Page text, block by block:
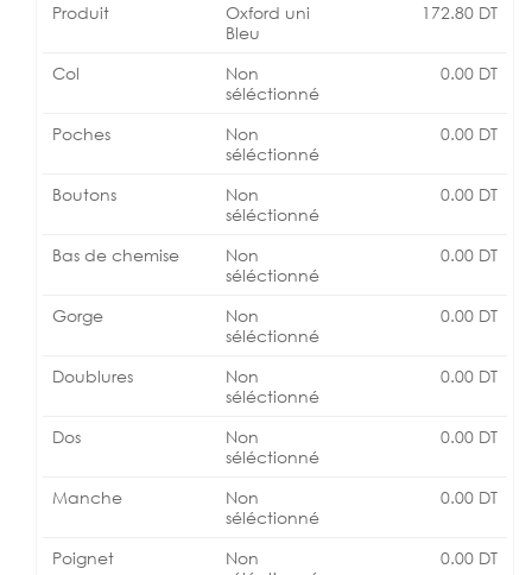
Produit
Oxford uni
Bleu
172.80 DT
Col
Non
séléctionné
0.00 DT
Poches
Non
séléctionné
0.00 DT
Boutons
Non
séléctionné
0.00 DT
Bas de chemise
Non
séléctionné
0.00 DT
Gorge
Non
séléctionné
0.00 DT
Doublures
Non
séléctionné
0.00 DT
Dos
Non
séléctionné
0.00 DT
Manche
Non
séléctionné
0.00 DT
Poignet
Non
0.00 DT